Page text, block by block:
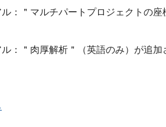
：＂マルチパートプロジェクトの
：＂肉厚解析＂（英語のみ）が追加